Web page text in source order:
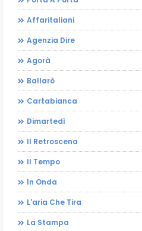
Affaritaliani
Agenzia Dire
Agorà
Ballarò
Cartabianca
Dimartedì
Il Retroscena
Il Tempo
In Onda
L'aria Che Tira
La Stampa